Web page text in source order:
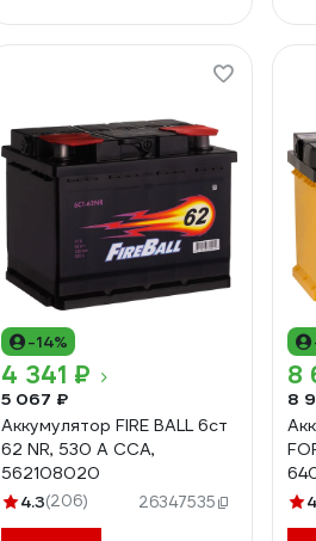
-14%
4 341 ₽
5 067 ₽
Аккумулятор FIRE BALL 6ст
62 NR, 530 А CCA,
562108020
4.3(206) 26347535
8
8